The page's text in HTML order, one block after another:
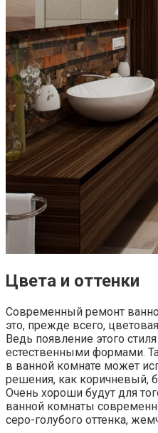
Цвета и оттенки
Современный ремонт
это, прежде всего,
Ведь появление этого
естественными формами.
в ванной комнате может
решения, как коричневый,
Очень хороши будут для
ванной комнаты
серо-голубого оттенка,